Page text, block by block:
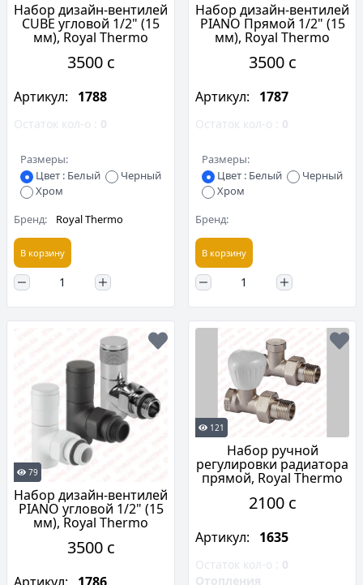
Набор дизайн-вентилей
CUBE угловой 1/2" (15
мм), Royal Thermo
3500 c
Артикул: 1788
Остаток кол-о : 0
Размеры:
Цвет : Белый
Черный
Хром
Бренд:
Royal Thermo
В корзину
Набор дизайн-вентилей
PIANO Прямой 1/2" (15
мм), Royal Thermo
3500 c
Артикул: 1787
Остаток кол-о : 0
Размеры:
Цвет : Белый
Черный
Хром
Бренд:
В корзину
79
Набор дизайн-вентилей
PIANO угловой 1/2" (15
мм), Royal Thermo
3500 c
121
Набор ручной
регулировки радиатора
прямой, Royal Thermo
2100 c
Артикул: 1635
Остаток кол-о : 0
Отопления